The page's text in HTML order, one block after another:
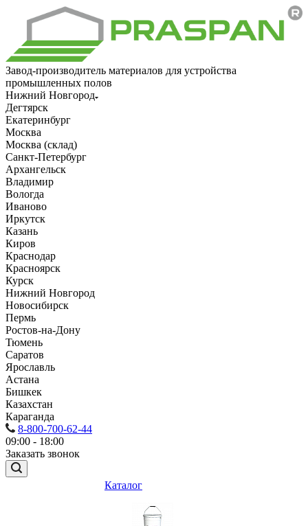
Завод-производитель материалов для устройства
промышленных полов
Нижний Новгород
Дегтярск
Екатеринбург
Москва
Москва (склад)
Санкт-Петербург
Архангельск
Владимир
Вологда
Иваново
Иркутск
Казань
Киров
Краснодар
Красноярск
Курск
Нижний Новгород
Новосибирск
Пермь
Ростов-на-Дону
Тюмень
Саратов
Ярославль
Астана
Бишкек
Казахстан
Караганда
8-800-700-62-44
09:00 - 18:00
Заказать звонок
Каталог